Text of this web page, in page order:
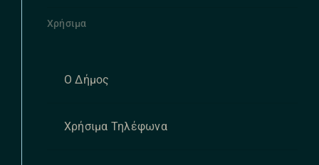
Χρήσιμα
Ο Δήμος
Χρήσιμα Τηλέφωνα